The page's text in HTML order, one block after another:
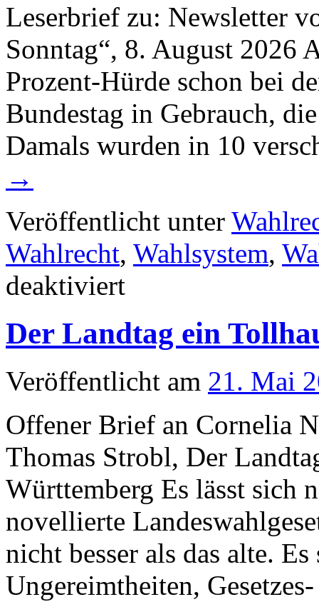
Leserbrief zu: Newsletter
Sonntag“, 8. August 2026
Prozent-Hürde schon bei
Bundestag in Gebrauch,
Damals wurden in 10
→
Veröffentlicht unter
Wahlrecht, Wahlsystem,
deaktiviert
Sperrklausel
Der Landtag ein
Veröffentlicht am 21. Mai
Offener Brief an Cornelia
Thomas Strobl, Der
Württemberg Es lässt sich
novellierte
nicht besser als das alte.
Ungereimtheiten,